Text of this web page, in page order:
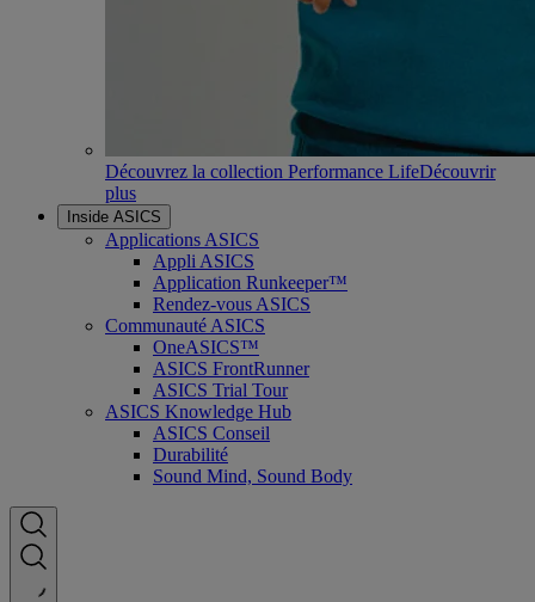
Découvrez la collection Performance LifeDécouvrir
plus
Inside ASICS
Applications ASICS
Appli ASICS
Application Runkeeper™
Rendez-vous ASICS
Communauté ASICS
OneASICS™
ASICS FrontRunner
ASICS Trial Tour
ASICS Knowledge Hub
ASICS Conseil
Durabilité
Sound Mind, Sound Body